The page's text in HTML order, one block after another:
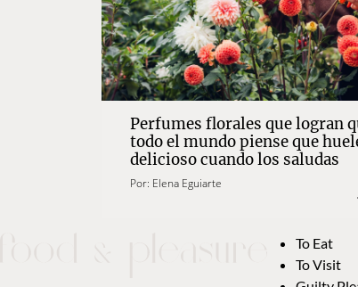
Perfumes florales que logran
todo el mundo piense que
delicioso cuando los saludas
Por: Elena Eguiarte
To Eat
To Visit